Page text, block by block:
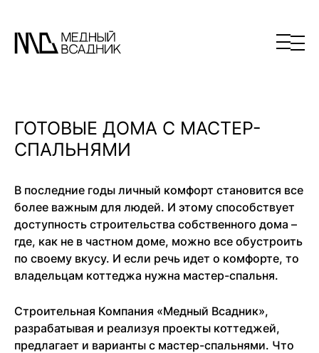
ГОТОВЫЕ ДОМА С МАСТЕР-
СПАЛЬНЯМИ
В последние годы личный комфорт становится все
более важным для людей. И этому способствует
доступность строительства собственного дома –
где, как не в частном доме, можно все обустроить
по своему вкусу. И если речь идет о комфорте, то
владельцам коттеджа нужна мастер-спальня.
Строительная Компания «Медный Всадник»,
разрабатывая и реализуя проекты коттеджей,
предлагает и варианты с мастер-спальнями. Что